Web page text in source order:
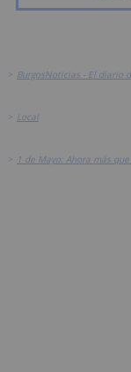
> BurgosNoticias - El diario
> Local
> 1 de Mayo: Ahora más